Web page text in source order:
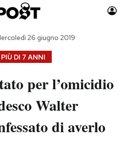
Auto
Moda
Consumismi
Storie/Idee
DI 7 ANNI
26 giugno 2019
per l’omicidio
Walter
di averlo